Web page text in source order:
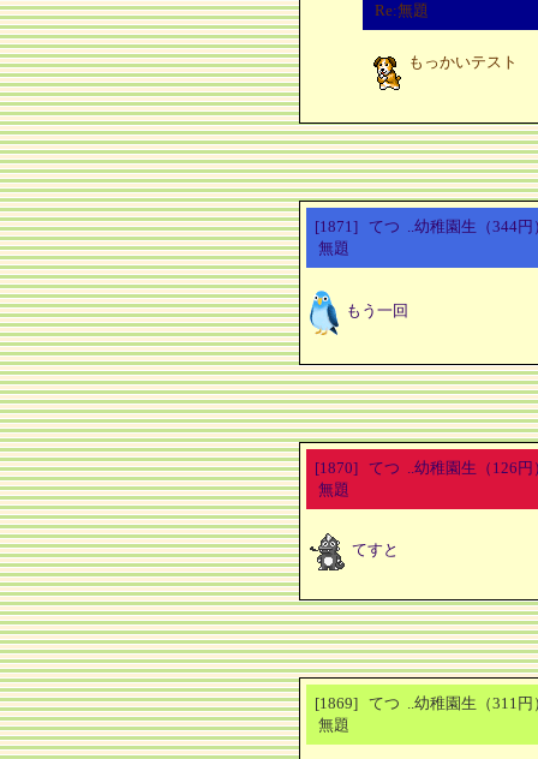
Re:無題
もっかいテスト
[1871] てつ ..幼稚園生（344
無題
もう一回
[1870] てつ ..幼稚園生（126
無題
てすと
[1869] てつ ..幼稚園生（311
無題